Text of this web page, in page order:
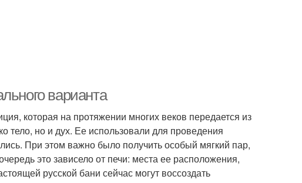
варианта
которая на протяжении многих веков передается из
тело, но и дух. Ее использовали для проведения
При этом важно было получить особый мягкий пар,
это зависело от печи: места ее расположения,
русской бани сейчас могут воссоздать